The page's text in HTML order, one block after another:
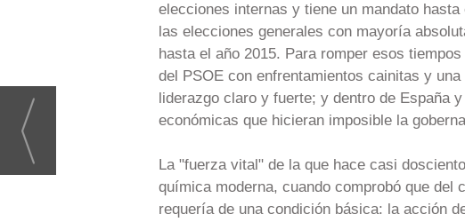
elecciones internas y tiene un mandato
las elecciones generales con mayoría
hasta el año 2015. Para romper esos
del PSOE con enfrentamientos cainitas y
liderazgo claro y fuerte; y dentro de España
económicas que hicieran imposible la
La "fuerza vital" de la que hace casi
química moderna, cuando comprobó que del
requería de una condición básica: la acción